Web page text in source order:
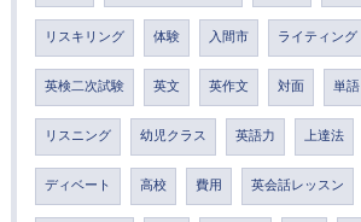
リスキリング 体験 入間市 ライティング
英検二次試験 英文 英作文 対面 単語
リスニング 幼児クラス 英語力 上達法
ディベート 高校 費用 英会話レッスン